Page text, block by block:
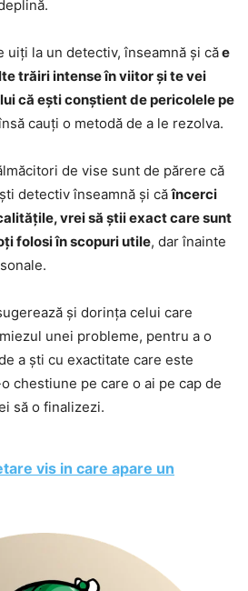
uiți la un detectiv, înseamnă și căe
trăiri intense în viitor și te vei
că ești conștient de pericolele pe
cauți o metodă de a le rezolva.
de vise sunt de părere că
detectiv înseamnă și căîncerci
vrei să știi exact care sunt
folosi în scopuri utile, dar înainte
și dorința celui care
unei probleme, pentru a o
a ști cu exactitate care este
chestiune pe care o ai pe cap de
să o finalizezi.
vis in care apare un